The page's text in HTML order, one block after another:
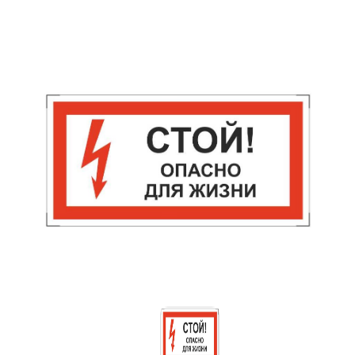
Дорожные знаки с внутренней подсветкой
Заградительные светодиодные знаки
Передвижные заградительные знаки
Опоры дорожных знаков (Стойки)
Светодиодные знаки на солнечной